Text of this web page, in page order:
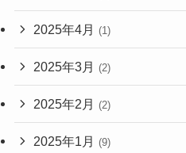
2025年4月 (1)
2025年3月 (2)
2025年2月 (2)
2025年1月 (9)